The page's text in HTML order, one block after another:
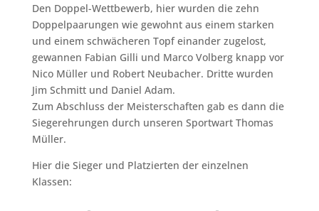
Den Doppel-Wettbewerb, hier wurden die zehn
Doppelpaarungen wie gewohnt aus einem starken
und einem schwächeren Topf einander zugelost,
gewannen Fabian Gilli und Marco Volberg knapp vor
Nico Müller und Robert Neubacher. Dritte wurden
Jim Schmitt und Daniel Adam.
Zum Abschluss der Meisterschaften gab es dann die
Siegerehrungen durch unseren Sportwart Thomas
Müller.
Hier die Sieger und Platzierten der einzelnen
Klassen: